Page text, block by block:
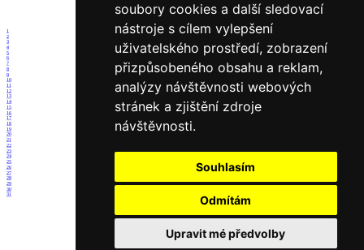
soubory cookies a další sledovací
nástroje s cílem vylepšení
uživatelského prostředí, zobrazení
přizpůsobeného obsahu a reklam,
analýzy návštěvnosti webových
stránek a zjištění zdroje
návštěvnosti.
Souhlasím
Odmítám
Upravit mé předvolby
1
2
3
4
5
6
7
8
9
10
11
12
13
14
15
16
17
18
19
20
21
22
23
24
25
26
27
28
29
30
31